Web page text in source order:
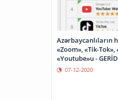
Azərbaycanlıların
«Zoom», «Tik-Tok»,
«Youtube»u -
07-12-2020